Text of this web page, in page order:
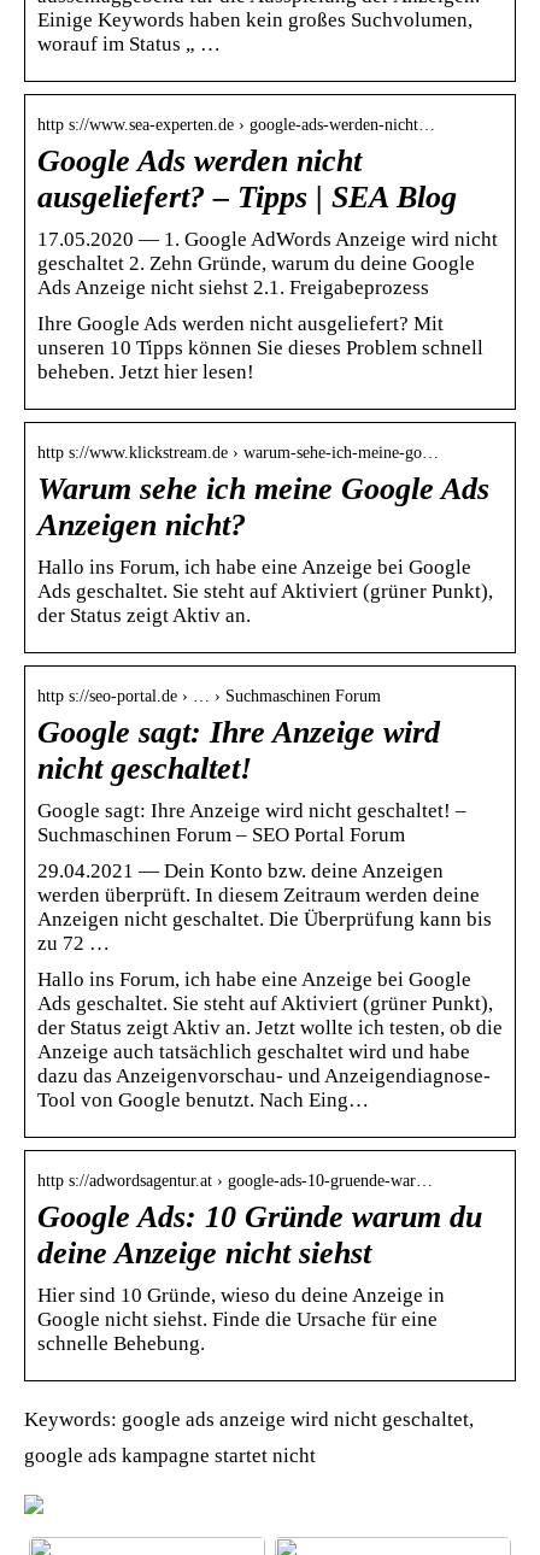
Einige Keywords haben kein großes Suchvolumen,
worauf im Status „ …
http s://www.sea-experten.de › google-ads-werden-nicht…
Google Ads werden nicht
ausgeliefert? – Tipps | SEA Blog
17.05.2020 — 1. Google AdWords Anzeige wird nicht
geschaltet 2. Zehn Gründe, warum du deine Google
Ads Anzeige nicht siehst 2.1. Freigabeprozess
Ihre Google Ads werden nicht ausgeliefert? Mit
unseren 10 Tipps können Sie dieses Problem schnell
beheben. Jetzt hier lesen!
http s://www.klickstream.de › warum-sehe-ich-meine-go…
Warum sehe ich meine Google Ads
Anzeigen nicht?
Hallo ins Forum, ich habe eine Anzeige bei Google
Ads geschaltet. Sie steht auf Aktiviert (grüner Punkt),
der Status zeigt Aktiv an.
http s://seo-portal.de › … › Suchmaschinen Forum
Google sagt: Ihre Anzeige wird
nicht geschaltet!
Google sagt: Ihre Anzeige wird nicht geschaltet! –
Suchmaschinen Forum – SEO Portal Forum
29.04.2021 — Dein Konto bzw. deine Anzeigen
werden überprüft. In diesem Zeitraum werden deine
Anzeigen nicht geschaltet. Die Überprüfung kann bis
zu 72 …
Hallo ins Forum, ich habe eine Anzeige bei Google
Ads geschaltet. Sie steht auf Aktiviert (grüner Punkt),
der Status zeigt Aktiv an. Jetzt wollte ich testen, ob die
Anzeige auch tatsächlich geschaltet wird und habe
dazu das Anzeigenvorschau- und Anzeigendiagnose-
Tool von Google benutzt. Nach Eing…
http s://adwordsagentur.at › google-ads-10-gruende-war…
Google Ads: 10 Gründe warum du
deine Anzeige nicht siehst
Hier sind 10 Gründe, wieso du deine Anzeige in
Google nicht siehst. Finde die Ursache für eine
schnelle Behebung.
Keywords: google ads anzeige wird nicht geschaltet,
google ads kampagne startet nicht